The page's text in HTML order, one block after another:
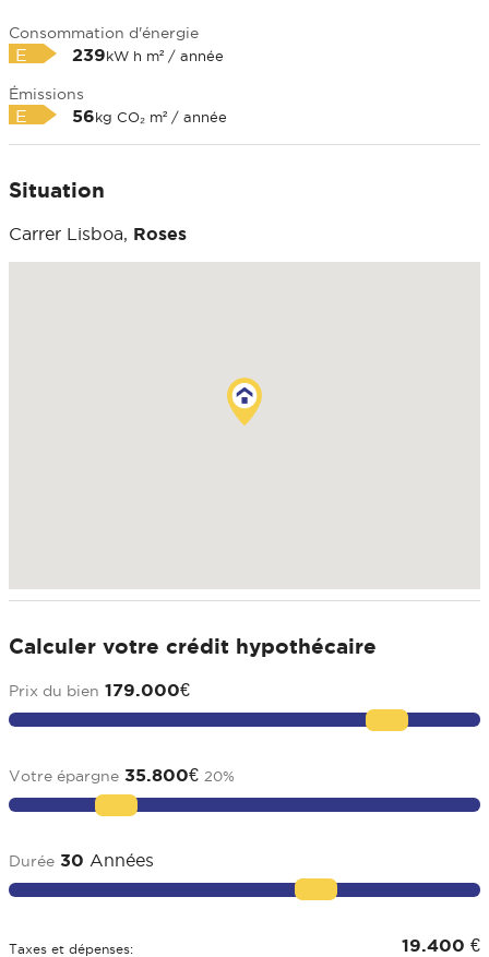
Consommation d'énergie
E 239kW h m² / année
Émissions
E 56kg CO₂ m² / année
Situation
Carrer Lisboa, Roses
Calculer votre crédit hypothécaire
Prix du bien 179.000€
Votre épargne 35.800€ 20%
Durée 30 Années
Taxes et dépenses: 19.400 €